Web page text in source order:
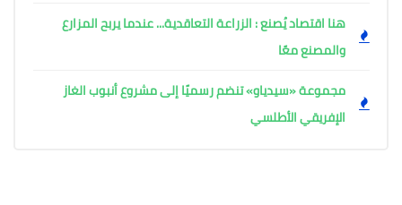
هنا اقتصاد يُصنع : الزراعة التعاقدية... عندما يربح المزارع
والمصنع معًا
مجموعة «سيدياو» تنضم رسميًا إلى مشروع أنبوب الغاز
الإفريقي الأطلسي